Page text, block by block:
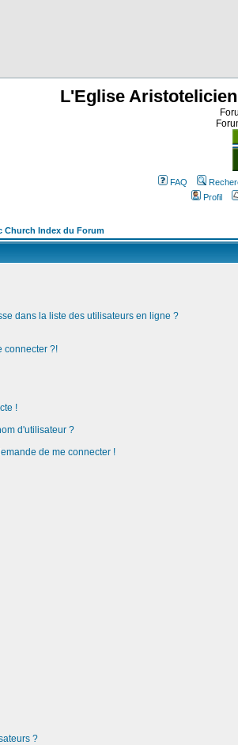
L'Eglise
FAQ
Profil
Church Index du Forum
dans la liste des utilisateurs en ligne ?
connecter ?!
!
d'utilisateur ?
de me connecter !
?